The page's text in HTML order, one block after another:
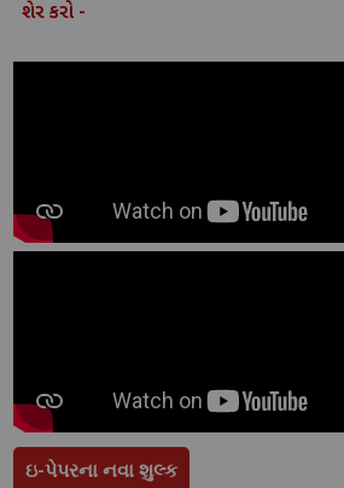
શેર કરો -
ઇ-પેપરના નવા શુલ્ક